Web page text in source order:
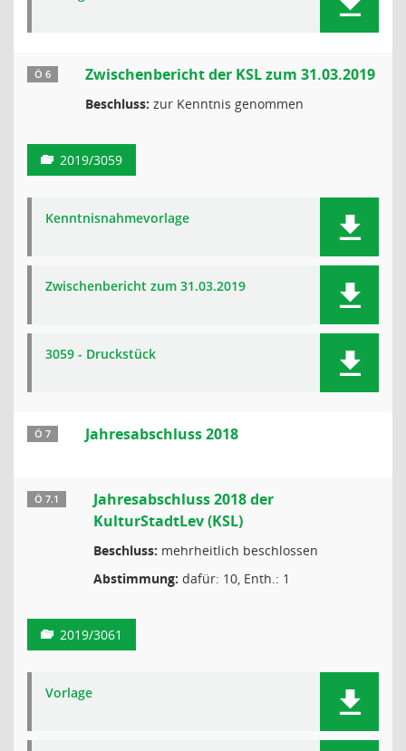
Ö 6 Zwischenbericht der KSL zum 31.03.2019
Beschluss: zur Kenntnis genommen
2019/3059
Kenntnisnahmevorlage
Zwischenbericht zum 31.03.2019
3059 - Druckstück
Ö 7 Jahresabschluss 2018
Ö 7.1
Jahresabschluss 2018 der
KulturStadtLev (KSL)
Beschluss: mehrheitlich beschlossen
Abstimmung: dafür: 10, Enth.: 1
2019/3061
Vorlage